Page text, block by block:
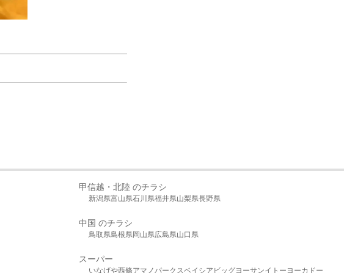
甲信越・北陸 のチラシ
新潟県富山県石川県福井県山梨県長野県
中国 のチラシ
鳥取県島根県岡山県広島県山口県
スーパー
いなげや西條アマノパークスベイシア ビッグヨーサンイトーヨーカドー